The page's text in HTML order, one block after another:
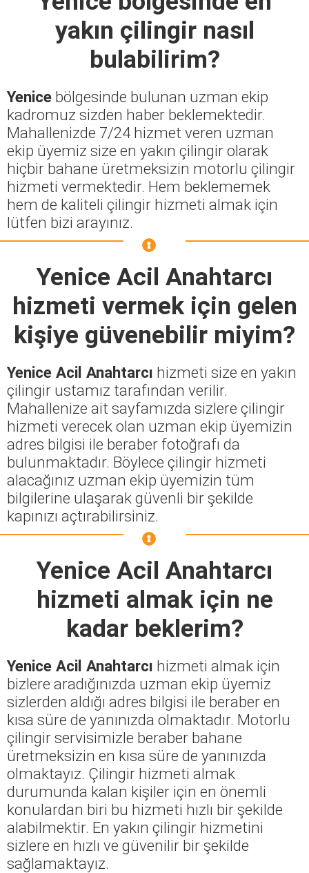
yakın çilingir nasıl
bulabilirim?
Yenice bölgesinde bulunan uzman ekip
kadromuz sizden haber beklemektedir.
Mahallenizde 7/24 hizmet veren uzman
ekip üyemiz size en yakın çilingir olarak
hiçbir bahane üretmeksizin motorlu çilingir
hizmeti vermektedir. Hem beklememek
hem de kaliteli çilingir hizmeti almak için
lütfen bizi arayınız.
Yenice Acil Anahtarcı
hizmeti vermek için gelen
kişiye güvenebilir miyim?
Yenice Acil Anahtarcı hizmeti size en yakın
çilingir ustamız tarafından verilir.
Mahallenize ait sayfamızda sizlere çilingir
hizmeti verecek olan uzman ekip üyemizin
adres bilgisi ile beraber fotoğrafı da
bulunmaktadır. Böylece çilingir hizmeti
alacağınız uzman ekip üyemizin tüm
bilgilerine ulaşarak güvenli bir şekilde
kapınızı açtırabilirsiniz.
Yenice Acil Anahtarcı
hizmeti almak için ne
kadar beklerim?
Yenice Acil Anahtarcı hizmeti almak için
bizlere aradığınızda uzman ekip üyemiz
sizlerden aldığı adres bilgisi ile beraber en
kısa süre de yanınızda olmaktadır. Motorlu
çilingir servisimizle beraber bahane
üretmeksizin en kısa süre de yanınızda
olmaktayız. Çilingir hizmeti almak
durumunda kalan kişiler için en önemli
konulardan biri bu hizmeti hızlı bir şekilde
alabilmektir. En yakın çilingir hizmetini
sizlere en hızlı ve güvenilir bir şekilde
sağlamaktayız.